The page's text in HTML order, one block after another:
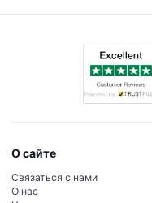
О сайте
Связаться с нами
О нас